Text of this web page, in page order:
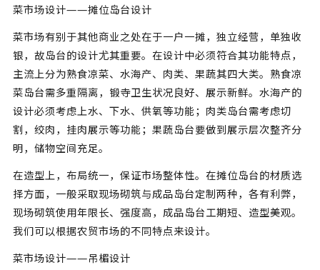
菜市场设计——摊位岛台设计
菜市场有别于其他商业之处在于一户一摊，独立经营，单独收
银，故岛台的设计尤其重要。在设计中必须符合其功能特点，
主流上分为熟食凉菜、水海产、肉类、果蔬其四大类。熟食凉
菜岛台需多重隔离，锻寺卫生状况良好、展示新鲜。水海产的
设计必须考虑上水、下水、供氧等功能；肉类岛台需考虑切
割，绞肉，挂肉展示等功能；果蔬岛台要做到展示层次整齐分
明，储物空间充足。
在造型上，布局统一，保证市场整体性。在摊位岛台的材质选
择方面，一般采取现场砌筑与成品岛台定制两种，各有利弊，
现场砌筑使用年限长、强度高，成品岛台工期短、造型美观。
我们可以根据农贸市场的不同特点来设计。
菜市场设计——吊楣设计